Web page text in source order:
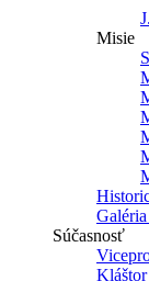
Misie
Súčasnosť